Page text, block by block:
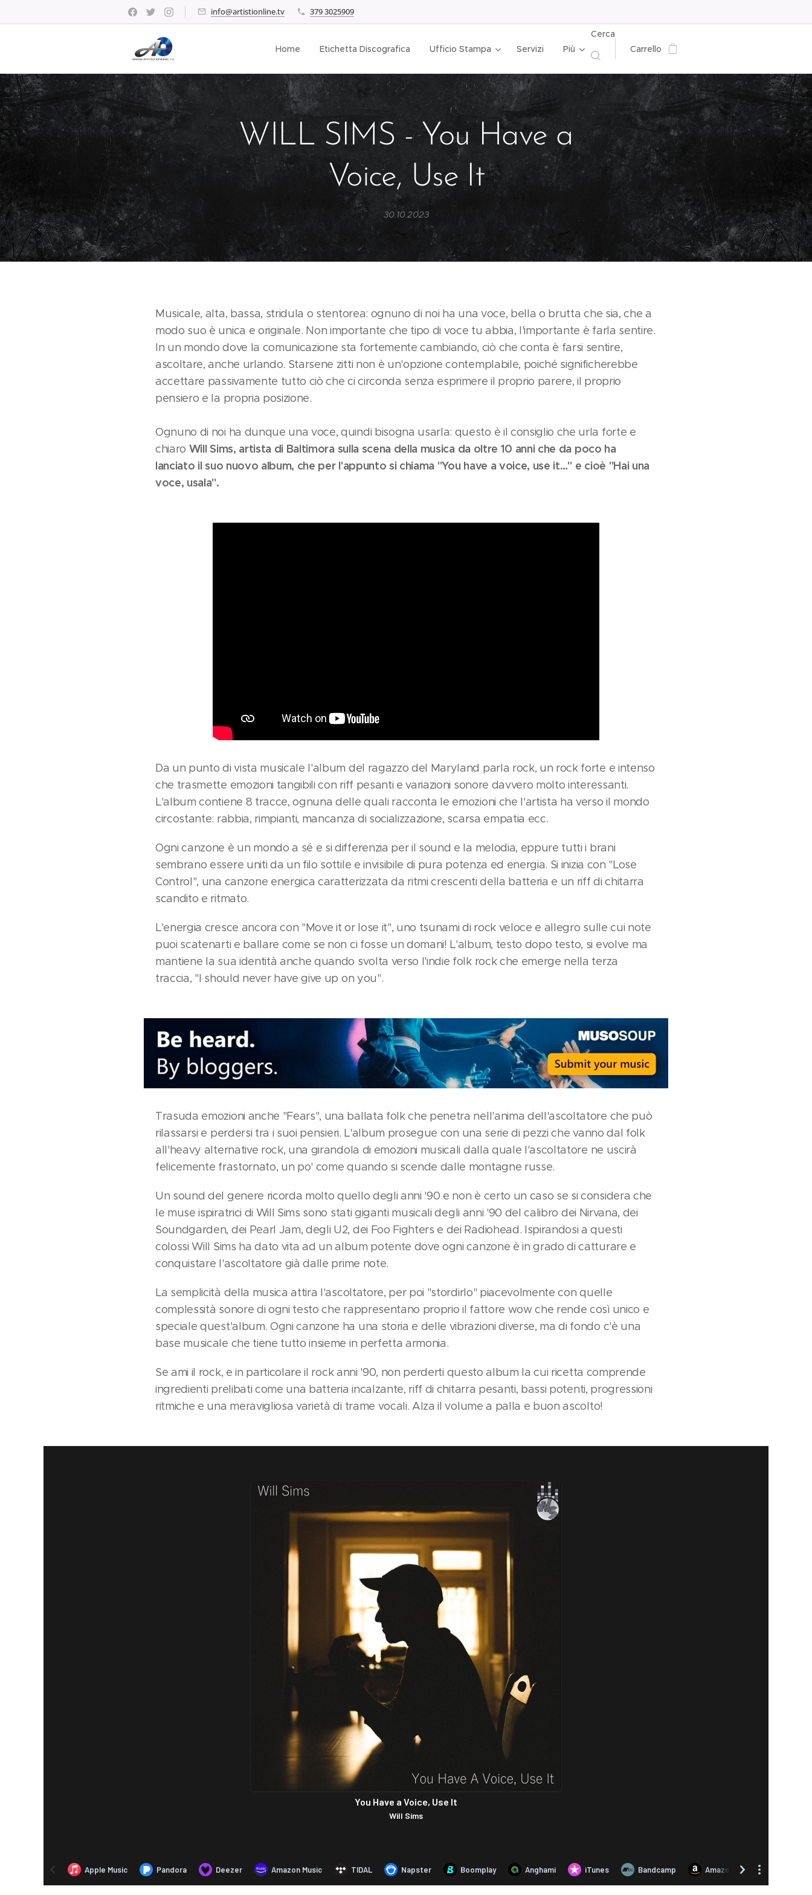
info@artistionline.tv 379 3025909
Home Etichetta Discografica Ufficio Stampa Servizi Più
Cerca
Carrello
WILL SIMS - You Have a
Voice, Use It
30.10.2023
Musicale, alta, bassa, stridula o stentorea: ognuno di noi ha una voce, bella o brutta che sia, che a
modo suo è unica e originale. Non importante che tipo di voce tu abbia, l'importante è farla sentire.
In un mondo dove la comunicazione sta fortemente cambiando, ciò che conta è farsi sentire,
ascoltare, anche urlando. Starsene zitti non è un'opzione contemplabile, poiché significherebbe
accettare passivamente tutto ciò che ci circonda senza esprimere il proprio parere, il proprio
pensiero e la propria posizione.
Ognuno di noi ha dunque una voce, quindi bisogna usarla: questo è il consiglio che urla forte e
chiaro Will Sims, artista di Baltimora sulla scena della musica da oltre 10 anni che da poco ha
lanciato il suo nuovo album, che per l'appunto si chiama "You have a voice, use it…" e cioè "Hai una
voce, usala".
Da un punto di vista musicale l'album del ragazzo del Maryland parla rock, un rock forte e intenso
che trasmette emozioni tangibili con riff pesanti e variazioni sonore davvero molto interessanti.
L'album contiene 8 tracce, ognuna delle quali racconta le emozioni che l'artista ha verso il mondo
circostante: rabbia, rimpianti, mancanza di socializzazione, scarsa empatia ecc.
Ogni canzone è un mondo a sé e si differenzia per il sound e la melodia, eppure tutti i brani
sembrano essere uniti da un filo sottile e invisibile di pura potenza ed energia. Si inizia con "Lose
Control", una canzone energica caratterizzata da ritmi crescenti della batteria e un riff di chitarra
scandito e ritmato.
L'energia cresce ancora con "Move it or lose it", uno tsunami di rock veloce e allegro sulle cui note
puoi scatenarti e ballare come se non ci fosse un domani! L'album, testo dopo testo, si evolve ma
mantiene la sua identità anche quando svolta verso l'indie folk rock che emerge nella terza
traccia, "I should never have give up on you".
Trasuda emozioni anche "Fears", una ballata folk che penetra nell'anima dell'ascoltatore che può
rilassarsi e perdersi tra i suoi pensieri. L'album prosegue con una serie di pezzi che vanno dal folk
all'heavy alternative rock, una girandola di emozioni musicali dalla quale l'ascoltatore ne uscirà
felicemente frastornato, un po' come quando si scende dalle montagne russe.
Un sound del genere ricorda molto quello degli anni '90 e non è certo un caso se si considera che
le muse ispiratrici di Will Sims sono stati giganti musicali degli anni '90 del calibro dei Nirvana, dei
Soundgarden, dei Pearl Jam, degli U2, dei Foo Fighters e dei Radiohead. Ispirandosi a questi
colossi Will Sims ha dato vita ad un album potente dove ogni canzone è in grado di catturare e
conquistare l'ascoltatore già dalle prime note.
La semplicità della musica attira l'ascoltatore, per poi "stordirlo" piacevolmente con quelle
complessità sonore di ogni testo che rappresentano proprio il fattore wow che rende così unico e
speciale quest'album. Ogni canzone ha una storia e delle vibrazioni diverse, ma di fondo c'è una
base musicale che tiene tutto insieme in perfetta armonia.
Se ami il rock, e in particolare il rock anni '90, non perderti questo album la cui ricetta comprende
ingredienti prelibati come una batteria incalzante, riff di chitarra pesanti, bassi potenti, progressioni
ritmiche e una meravigliosa varietà di trame vocali. Alza il volume a palla e buon ascolto!